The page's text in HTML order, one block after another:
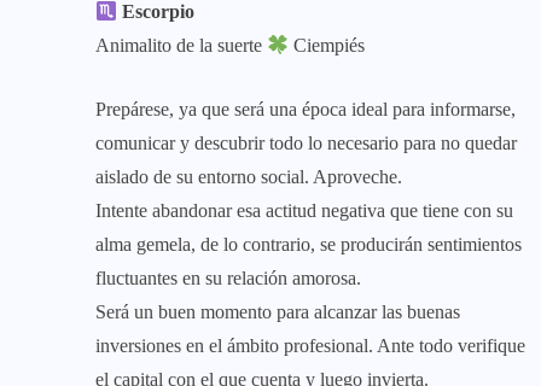
Escorpio
Animalito de la suerte
Ciempiés
Prepárese, ya que será una época ideal para informarse,
comunicar y descubrir todo lo necesario para no quedar
aislado de su entorno social. Aproveche.
Intente abandonar esa actitud negativa que tiene con su
alma gemela, de lo contrario, se producirán sentimientos
fluctuantes en su relación amorosa.
Será un buen momento para alcanzar las buenas
inversiones en el ámbito profesional. Ante todo verifique
el capital con el que cuenta y luego invierta.